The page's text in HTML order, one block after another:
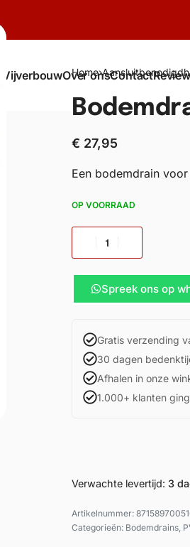
VijverbouwOver onsContact
Home›
€ 27,95
Een bodemdrain
OP VOORRAAD
Spreek ons op
Gratis verzending
30 dagen
Afhalen in onze
1.000+ klanten
Verwachte levertijd: 3
Categorieën: Bodemdrains